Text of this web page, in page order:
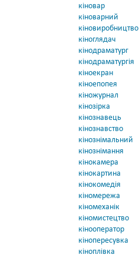
кіновар
кіноварний
кіновиробництво
кіноглядач
кінодраматург
кінодраматургія
кіноекран
кіноепопея
кіножурнал
кінозірка
кінознавець
кінознавство
кінознімальний
кінознімання
кінокамера
кінокартина
кінокомедія
кіномережа
кіномеханік
кіномистецтво
кінооператор
кінопересувка
кіноплівка